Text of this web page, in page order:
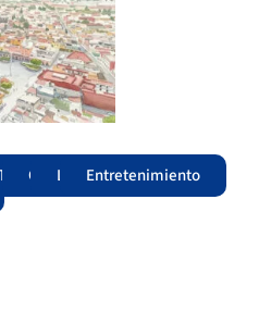
OpiniónLomitosEntretenimiento